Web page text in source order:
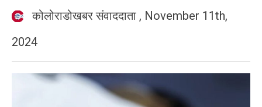
कोलोराडोखबर संवाददाता , November 11th,
2024